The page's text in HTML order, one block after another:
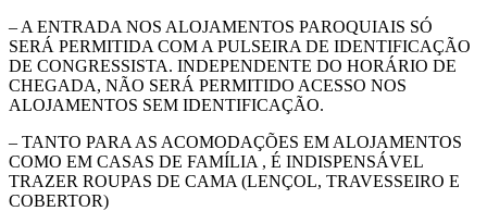
– A ENTRADA NOS ALOJAMENTOS PAROQUIAIS SÓ
SERÁ PERMITIDA COM A PULSEIRA DE IDENTIFICAÇÃO
DE CONGRESSISTA. INDEPENDENTE DO HORÁRIO DE
CHEGADA, NÃO SERÁ PERMITIDO ACESSO NOS
ALOJAMENTOS SEM IDENTIFICAÇÃO.
– TANTO PARA AS ACOMODAÇÕES EM ALOJAMENTOS
COMO EM CASAS DE FAMÍLIA , É INDISPENSÁVEL
TRAZER ROUPAS DE CAMA (LENÇOL, TRAVESSEIRO E
COBERTOR)